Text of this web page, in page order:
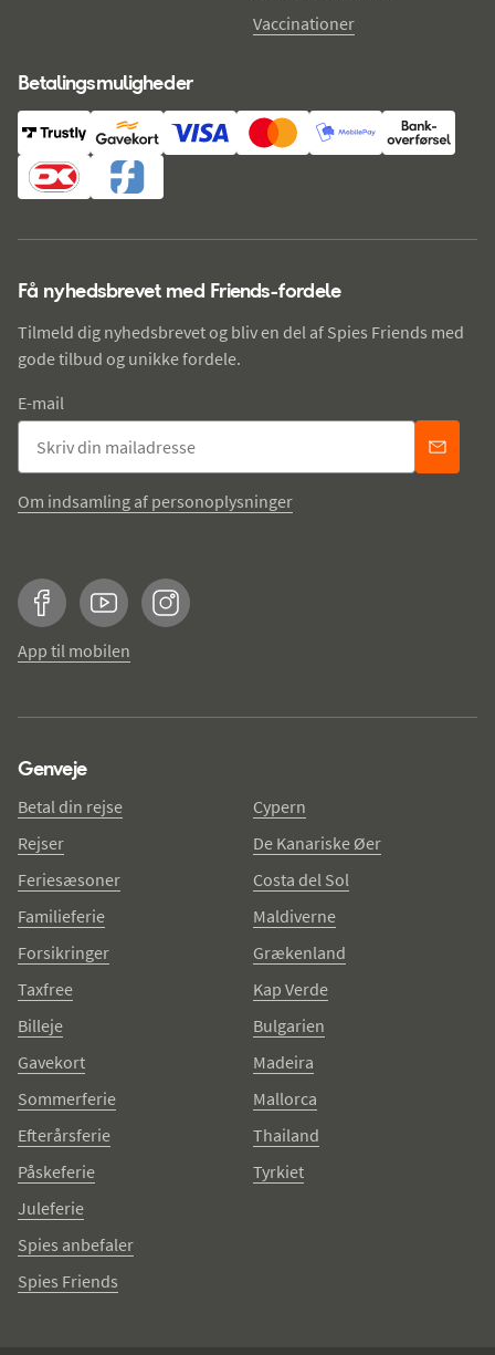
Vaccinationer
Betalingsmuligheder
Få nyhedsbrevet med Friends-fordele
Tilmeld dig nyhedsbrevet og bliv en del af Spies Friends med
gode tilbud og unikke fordele.
E-mail
Om indsamling af personoplysninger
FacebookYouTubeInstagram
App til mobilen
Genveje
Betal din rejse
Rejser
Feriesæsoner
Familieferie
Forsikringer
Taxfree
Billeje
Gavekort
Sommerferie
Efterårsferie
Påskeferie
Juleferie
Spies anbefaler
Spies Friends
Cypern
De Kanariske Øer
Costa del Sol
Maldiverne
Grækenland
Kap Verde
Bulgarien
Madeira
Mallorca
Thailand
Tyrkiet